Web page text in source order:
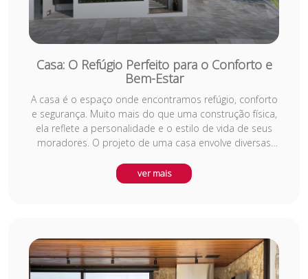
Casa: O Refúgio Perfeito para o Conforto e
Bem-Estar
A casa é o espaço onde encontramos refúgio, conforto
e segurança. Muito mais do que uma construção física,
ela reflete a personalidade e o estilo de vida de seus
moradores. O projeto de uma casa envolve diversas
até a criação de ambientes que promovam a
funcionalidade e a harmonia. Seja uma casa
áreas de lazer e quartos confortáveis. Ao planejar sua
casa, é fundamental pensar na integração entre os
ambientes, iluminação natural, ventilação e
ver mais